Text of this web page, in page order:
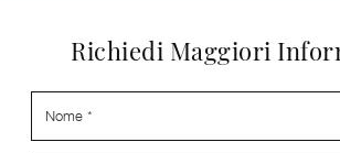
Richiedi Maggiori